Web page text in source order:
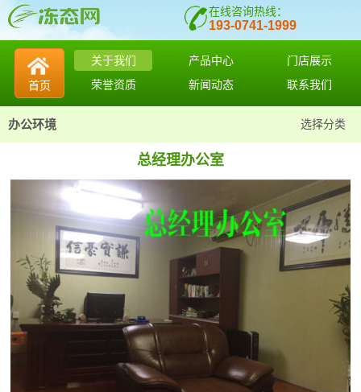
在线咨询热线：
193-0741-1999
首页
关于我们 产品中心
门店展示
荣誉资质
新闻动态 联系我们
办公环境 选择分类
总经理办公室